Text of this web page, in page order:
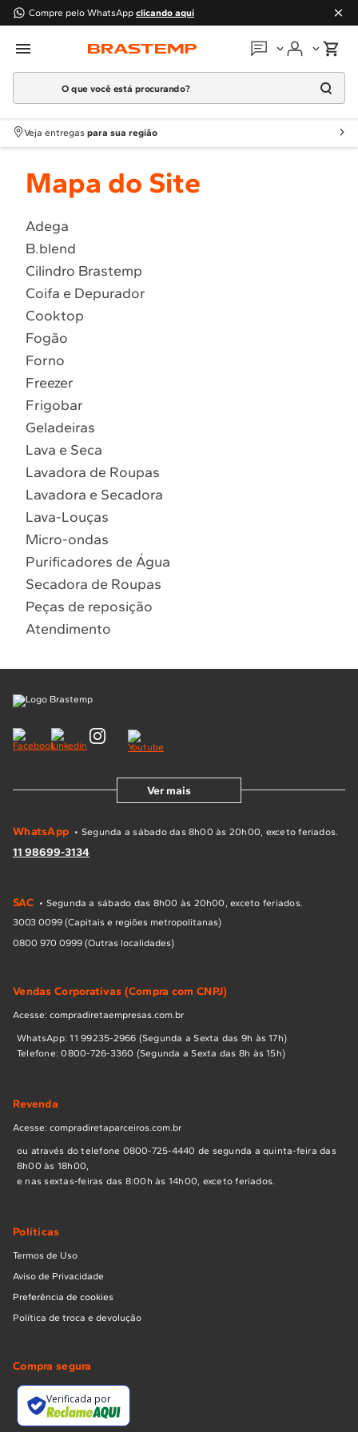
Compre pelo WhatsApp clicando aqui
Em que podemos
Atendimento Brastemp
Localizar assistência técnica
O que você está procurando?
Termos mais buscados
1º Geladeira
2
Fogao
4 º Lava Louça
5 º Cooktop
6º Microondas Brastemp
7º Forno
8º Embutir
9º Lava Seca
Veja entregas para sua região
Mapa do Site
Adega
B.blend
Cilindro Brastemp
Coifa e Depurador
Cooktop
Fogão
Forno
Freezer
Frigobar
Geladeiras
Lava e Seca
Lavadora de Roupas
Lavadora e Secadora
Lava-Louças
Micro-ondas
Purificadores de Água
Secadora de Roupas
Peças de reposição
Atendimento
Ver mais
WhatsApp • Segunda a sábado das 8h00 às 20h00, exceto feriados.
11 98699-3134
SAC • Segunda a sábado das 8h00 às 20h00, exceto feriados.
3003 0099 (Capitais e regiões metropolitanas)
0800 970 0999 (Outras localidades)
Vendas Corporativas (Compra com CNPJ)
Acesse: compradiretaempresas.com.br
WhatsApp: 11 99235-2966 (Segunda a Sexta das 9h às 17h)
Telefone: 0800-726-3360 (Segunda a Sexta das 8h às 15h)
Revenda
Acesse: compradiretaparceiros.com.br
ou através do telefone 0800-725-4440 de segunda a quinta-feira das
8h00 às 18h00,
e nas sextas-feiras das 8:00h às 14h00, exceto feriados.
Políticas
Termos de Uso
Aviso de Privacidade
Preferência de cookies
Política de troca e devolução
Compra segura
Verificada por